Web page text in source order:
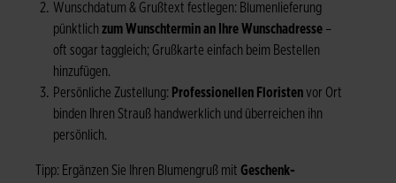
Wunschdatum & Grußtext festlegen: Blumenlieferung
pünktlich zum Wunschtermin an Ihre Wunschadresse –
oft sogar taggleich; Grußkarte einfach beim Bestellen
hinzufügen.
Persönliche Zustellung: Professionellen Floristenvor Ort
binden Ihren Strauß handwerklich und überreichen ihn
persönlich.
Tipp: Ergänzen Sie Ihren Blumengruß mit Geschenk-